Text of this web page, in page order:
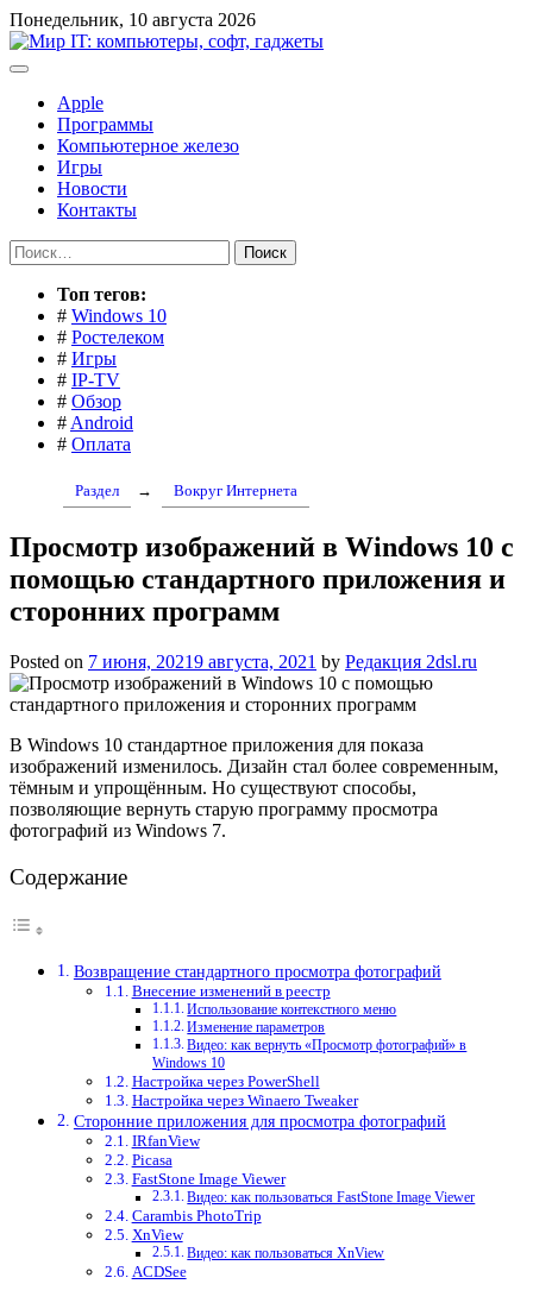
Перейти
к
содержимому
Понедельник, 10 августа 2026
Apple
Программы
Компьютерное железо
Игры
Новости
Контакты
Найти:
Toп тегов:
# Windows 10
# Ростелеком
# Игры
# IP-TV
# Обзор
# Android
# Оплата
Раздел → Вокруг Интернета
Просмотр изображений в Windows 10 с
помощью стандартного приложения и
сторонних программ
Posted on 7 июня, 20219 августа, 2021 by Редакция 2dsl.ru
В Windows 10 стандартное приложения для показа
изображений изменилось. Дизайн стал более современным,
тёмным и упрощённым. Но существуют способы,
позволяющие вернуть старую программу просмотра
фотографий из Windows 7.
Содержание
Возвращение стандартного просмотра фотографий
Внесение изменений в реестр
Использование контекстного меню
Изменение параметров
Видео: как вернуть «Просмотр фотографий» в
Windows 10
Настройка через PowerShell
Настройка через Winaero Tweaker
Сторонние приложения для просмотра фотографий
IRfanView
Picasa
FastStone Image Viewer
Видео: как пользоваться FastStone Image Viewer
Carambis PhotoTrip
XnView
Видео: как пользоваться XnView
ACDSee